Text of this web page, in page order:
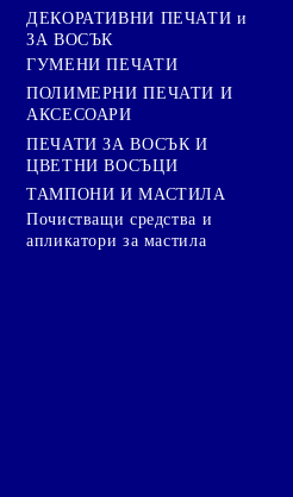
ДЕКОРАТИВНИ ПЕЧАТИ и
ЗА ВОСЪК
ГУМЕНИ ПЕЧАТИ
ПОЛИМЕРНИ ПЕЧАТИ И
АКСЕСОАРИ
ПЕЧАТИ ЗА ВОСЪК И
ЦВЕТНИ ВОСЪЦИ
ТАМПОНИ И МАСТИЛА
Почистващи средства и
апликатори за мастила